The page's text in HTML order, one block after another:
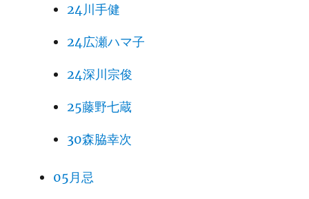
24川手健
24広瀬ハマ子
24深川宗俊
25藤野七蔵
30森脇幸次
05月忌